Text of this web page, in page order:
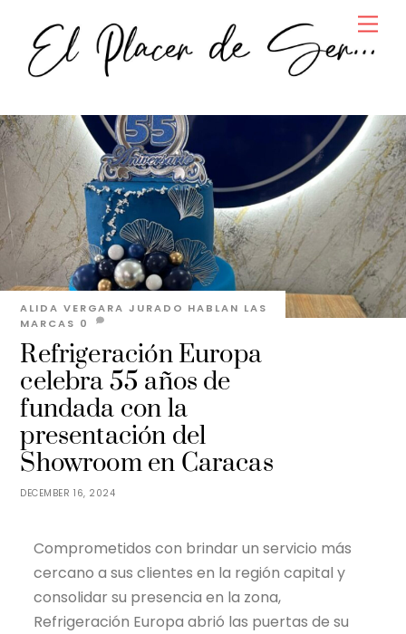
content
DECEMBER 16, 2024
Refrigeración Europa
celebra 55 años de
fundada con la
presentación del
Showroom en Caracas
ALIDA VERGARA JURADO HABLAN LAS
MARCAS 0
Comprometidos con brindar un servicio más
cercano a sus clientes en la región capital y
consolidar su presencia en la zona,
Refrigeración Europa abrió las puertas de su